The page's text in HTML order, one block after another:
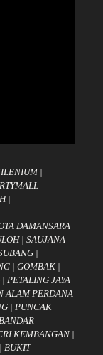
|
|
DAMANSARA
| SAUJANA
|
| GOMBAK |
| PETALING JAYA
ALAM PERDANA
| PUNCAK
BANDAR
KEMBANGAN |
BUKIT